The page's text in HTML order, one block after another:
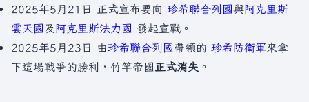
2025年5月21日 正式宣布要向 珍希聯合列國與阿克里斯
雲天國及 阿克里斯法力國 發起宣戰。
2025年5月23日 由珍希聯合列國帶領的 珍希防衛軍來拿
下這場戰爭的勝利，竹竿帝國 正式消失 。